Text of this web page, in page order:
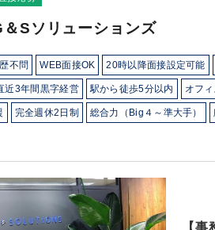
Sソリューションズ
不問 WEB面接OK 20時以降面接設定可能
近3年間黒字経営 駅から徒歩5分以内 オフ
完全週休2日制 総合力（Big４～準大手）
【